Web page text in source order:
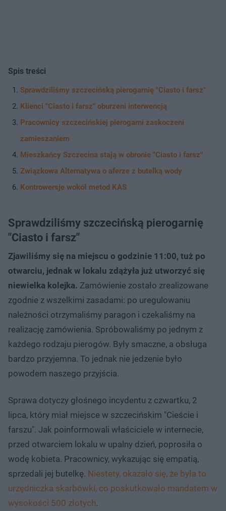
Spis treści
Sprawdziliśmy szczecińską pierogarnię "Ciasto i farsz"
Klienci "Ciasto i farsz" oburzeni interwencją
Pracownicy szczecińskiej pierogarni zaskoczeni
zamieszaniem
Mieszkańcy Szczecina stają w obronie "Ciasto i farsz"
Związkowa Alternatywa o aferze z butelką wody
Kontrowersje wokół metod KAS
Sprawdziliśmy szczecińską pierogarnię
"Ciasto i farsz"
Zjawiliśmy się na miejscu o godzinie 11:00, tuż po
otwarciu, jednak w lokalu zdążyła już utworzyć się
niewielka kolejka. Zamówienie zostało zrealizowane
zgodnie z wszelkimi zasadami: po uregulowaniu
należności otrzymaliśmy paragon i czekaliśmy na
realizację zamówienia. Spróbowaliśmy po jednym z
każdego rodzaju pierogów. Były smaczne, a obsługa
bardzo przyjemna. To jednak nie jedzenie było
powodem naszego przyjścia.
Sprawa dotyczy głośnego incydentu z czwartku, 2
lipca, który miał miejsce w szczecińskim "Cieście i
farszu". Jak poinformowali właściciele w internecie,
przed otwarciem lokalu w upalny dzień, poprosiła o
wodę kobieta. Pracownicy, wykazując się empatią,
sprzedali jej butelkę. Niestety, okazało się, że była to
urzędniczka skarbówki, co poskutkowało mandatem w
wysokości 500 złotych.